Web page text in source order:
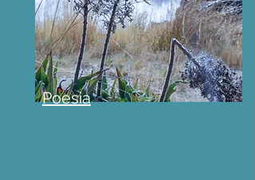
Poesia